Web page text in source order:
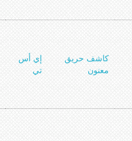
كاشف حريق
معنون
إي أس
تي